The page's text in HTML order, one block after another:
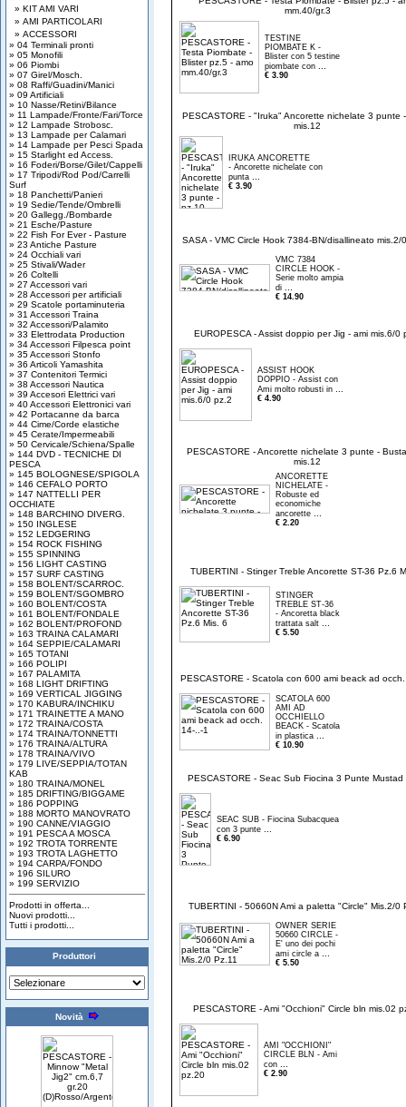
» KIT AMI VARI
» AMI PARTICOLARI
» ACCESSORI
» 04 Terminali pronti
» 05 Monofili
» 06 Piombi
» 07 Girel/Mosch.
» 08 Raffi/Guadini/Manici
» 09 Artificiali
» 10 Nasse/Retini/Bilance
» 11 Lampade/Fronte/Fari/Torce
» 12 Lampade Strobosc.
» 13 Lampade per Calamari
» 14 Lampade per Pesci Spada
» 15 Starlight ed Access.
» 16 Foderi/Borse/Gilet/Cappelli
» 17 Tripodi/Rod Pod/Carrelli
Surf
» 18 Panchetti/Panieri
» 19 Sedie/Tende/Ombrelli
» 20 Gallegg./Bombarde
» 21 Esche/Pasture
» 22 Fish For Ever - Pasture
» 23 Antiche Pasture
» 24 Occhiali vari
» 25 Stivali/Wader
» 26 Coltelli
» 27 Accessori vari
» 28 Accessori per artificiali
» 29 Scatole portaminuteria
» 31 Accessori Traina
» 32 Accessori/Palamito
» 33 Elettrodata Production
» 34 Accessori Filpesca point
» 35 Accessori Stonfo
» 36 Articoli Yamashita
» 37 Contenitori Termici
» 38 Accessori Nautica
» 39 Accesori Elettrici vari
» 40 Accessori Elettronici vari
» 42 Portacanne da barca
» 44 Cime/Corde elastiche
» 45 Cerate/Impermeabili
» 50 Cervicale/Schiena/Spalle
» 144 DVD - TECNICHE DI
PESCA
» 145 BOLOGNESE/SPIGOLA
» 146 CEFALO PORTO
» 147 NATTELLI PER
OCCHIATE
» 148 BARCHINO DIVERG.
» 150 INGLESE
» 152 LEDGERING
» 154 ROCK FISHING
» 155 SPINNING
» 156 LIGHT CASTING
» 157 SURF CASTING
» 158 BOLENT/SCARROC.
» 159 BOLENT/SGOMBRO
» 160 BOLENT/COSTA
» 161 BOLENT/FONDALE
» 162 BOLENT/PROFOND
» 163 TRAINA CALAMARI
» 164 SEPPIE/CALAMARI
» 165 TOTANI
» 166 POLIPI
» 167 PALAMITA
» 168 LIGHT DRIFTING
» 169 VERTICAL JIGGING
» 170 KABURA/INCHIKU
» 171 TRAINETTE A MANO
» 172 TRAINA/COSTA
» 174 TRAINA/TONNETTI
» 176 TRAINA/ALTURA
» 178 TRAINA/VIVO
» 179 LIVE/SEPPIA/TOTAN
KAB
» 180 TRAINA/MONEL
» 185 DRIFTING/BIGGAME
» 186 POPPING
» 188 MORTO MANOVRATO
» 190 CANNE/VIAGGIO
» 191 PESCA A MOSCA
» 192 TROTA TORRENTE
» 193 TROTA LAGHETTO
» 194 CARPA/FONDO
» 196 SILURO
» 199 SERVIZIO
Prodotti in offerta...
Nuovi prodotti...
Tutti i prodotti...
Produttori
Novità
mm.40/gr.3
TESTINE
PIOMBATE K -
Blister con 5 testine
piombate con
€ 3.90
PESCASTORE - "Iruka" Ancorette nichelate 3 punte
mis.12
IRUKA ANCORETTE
- Ancorette nichelate con
punta
€ 3.90
SASA - VMC Circle Hook 7384-BN/disallineato mis.2/
VMC 7384
CIRCLE HOOK -
Serie molto ampia
di
€ 14.90
EUROPESCA - Assist doppio per Jig - ami mis.6/0
ASSIST HOOK
DOPPIO - Assist con
Ami molto robusti in
€ 4.90
PESCASTORE - Ancorette nichelate 3 punte -
mis.12
ANCORETTE
NICHELATE -
Robuste ed
economiche
ancorette
€ 2.20
TUBERTINI - Stinger Treble Ancorette ST-36 Pz.6
STINGER
TREBLE ST-36
- Ancoretta black
trattata salt
€ 5.50
PESCASTORE - Scatola con 600 ami beack ad
SCATOLA 600
AMI AD
OCCHIELLO
BEACK - Scatola
in plastica
€ 10.90
PESCASTORE - Seac Sub Fiocina 3 Punte Mustad
SEAC SUB - Fiocina Subacquea
con 3 punte
€ 6.90
TUBERTINI - 50660N Ami a paletta "Circle" Mis.2/0
OWNER SERIE
50660 CIRCLE -
E' uno dei pochi
ami circle a
€ 5.50
PESCASTORE - Ami "Occhioni" Circle bln mis.02
AMI "OCCHIONI"
CIRCLE BLN - Ami
con
€ 2.90